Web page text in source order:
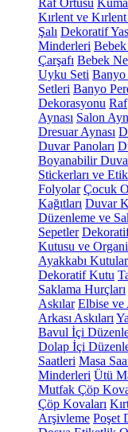
Raf Örtüsü
Kırlent ve Kırlent
Şalı Dekoratif
Minderleri Bebek
Çarşafı Bebek
Uyku Seti Banyo
Setleri Banyo
Dekorasyonu Raf
Aynası Salon
Dresuar Aynası
Duvar Panoları
Boyanabilir
Stickerları ve
Folyolar Çocuk
Kağıtları Duvar
Düzenleme ve
Sepetler
Kutusu ve
Ayakkabı
Dekoratif Kutu
Saklama Hurçları
Askılar Elbise ve
Arkası Askıları
Bavul İçi
Dolap İçi
Saatleri Masa
Minderleri Ütü
Mutfak Çöp
Çöp Kovaları
Arşivleme Poşet